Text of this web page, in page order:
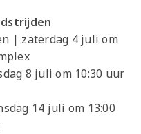
| zaterdag 4 juli om
8 juli om 10:30 uur
14 juli om 13:00